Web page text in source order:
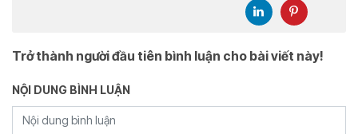
Trở thành người đầu tiên bình luận cho bài viết này!
NỘI DUNG BÌNH LUẬN